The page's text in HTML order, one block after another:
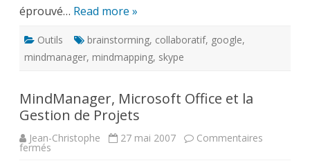
éprouvé… Read more »
Outils brainstorming, collaboratif, google,
mindmanager, mindmapping, skype
MindManager, Microsoft Office et la
Gestion de Projets
Jean-Christophe 27 mai 2007 Commentaires
fermés